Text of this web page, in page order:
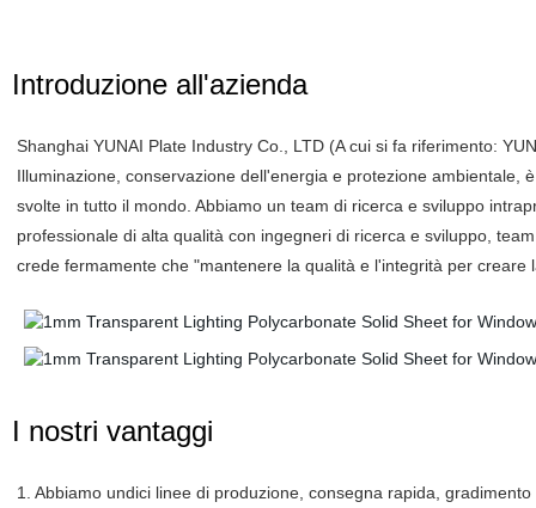
Introduzione all'azienda
Shanghai YUNAI Plate Industry Co., LTD (A cui si fa riferimento:
Illuminazione, conservazione dell'energia e protezione ambientale,
svolte in tutto il mondo. Abbiamo un team di ricerca e sviluppo
professionale di alta qualità con ingegneri di ricerca e sviluppo,
crede fermamente che "mantenere la qualità e l'integrità per
I nostri vantaggi
1. Abbiamo undici linee di produzione, consegna rapida,